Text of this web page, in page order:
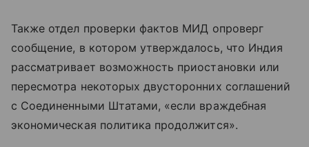
Также отдел проверки фактов МИД опроверг
сообщение, в котором утверждалось, что Индия
рассматривает возможность приостановки или
пересмотра некоторых двусторонних соглашений
с Соединенными Штатами, «если враждебная
экономическая политика продолжится».